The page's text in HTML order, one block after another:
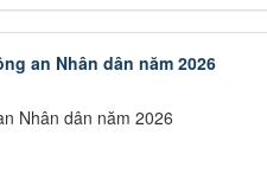
an Nhân dân năm 2026
Nhân dân năm 2026